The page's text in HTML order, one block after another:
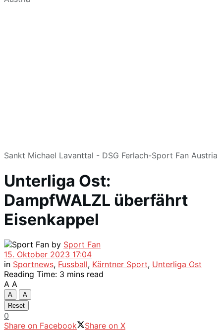
Sankt Michael Lavanttal - DSG Ferlach-Sport Fan Austria
Unterliga Ost:
DampfWALZL überfährt
Eisenkappel
by Sport Fan
15. Oktober 2023 17:04
in Sportnews, Fussball, Kärntner Sport, Unterliga Ost
Reading Time: 3 mins read
A A
A
A
Reset
0
Share on Facebook
Share on X